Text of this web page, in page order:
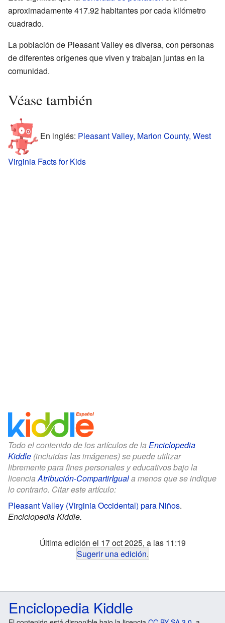
aproximadamente 417.92 habitantes por cada kilómetro
cuadrado.
La población de Pleasant Valley es diversa, con personas
de diferentes orígenes que viven y trabajan juntas en la
comunidad.
Véase también
En inglés: Pleasant Valley, Marion County, West
Virginia Facts for Kids
Todo el contenido de los artículos de la Enciclopedia
Kiddle (incluidas las imágenes) se puede utilizar
libremente para fines personales y educativos bajo la
licenciaAtribución-CompartirIguala menos que se indique
lo contrario. Citar este artículo:
Pleasant Valley (Virginia Occidental) para Niños.
Enciclopedia Kiddle.
Última edición el 17 oct 2025, a las 11:19
Sugerir una edición.
Enciclopedia Kiddle